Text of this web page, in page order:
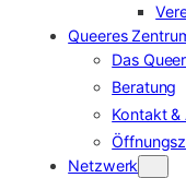
Queeres
Das
Beratung
Kontakt
Netzwerk